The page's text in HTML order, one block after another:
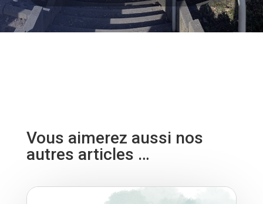
Vous aimerez aussi nos
autres articles …